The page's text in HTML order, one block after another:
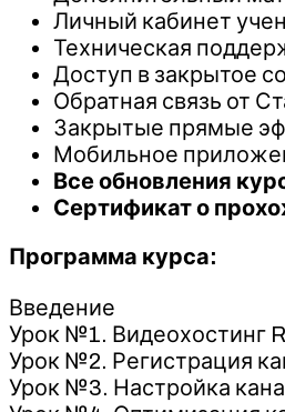
Личный кабинет
Техническая
Доступ в закрытое
Обратная связь от
Закрытые прямые
Мобильное
Все обновления
Сертификат о
Программа курса:
Введение
Урок №1. Видеохостинг
Урок №2. Регистрация
Урок №3. Настройка